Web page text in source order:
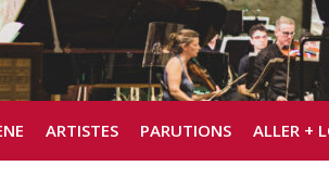
ARTISTES PARUTIONS ALLER +